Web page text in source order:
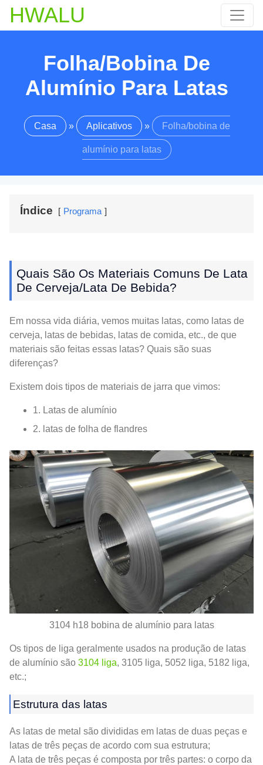
HWALU
Folha/bobina De
Alumínio Para Latas
Casa » Aplicativos » Folha/bobina de
alumínio para latas
Índice Programa
Quais São Os Materiais Comuns De Lata
De Cerveja/lata De Bebida?
Em nossa vida diária, vemos muitas latas, como latas de
cerveja, latas de bebidas, latas de comida, etc., de que
materiais são feitas essas latas? Quais são suas
diferenças?
Existem dois tipos de materiais de jarra que vimos:
1. Latas de alumínio
2. latas de folha de flandres
3104 h18 bobina de alumínio para latas
Os tipos de liga geralmente usados ​​na produção de latas
de alumínio são 3104 liga, 3105 liga, 5052 liga, 5182 liga,
etc.;
Estrutura das latas
As latas de metal são divididas em latas de duas peças e
latas de três peças de acordo com sua estrutura;
A lata de três peças é composta por três partes: o corpo da